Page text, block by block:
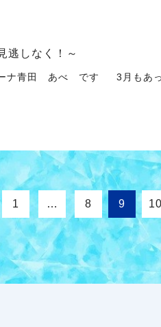
逃しなく！～
ナ青田 あべ です 3月もあっ
1 … 8 9 10